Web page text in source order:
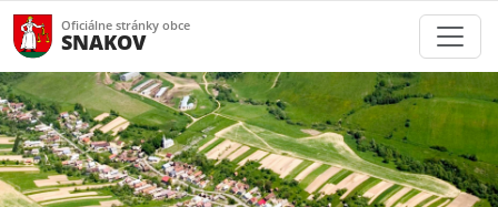
Oficiálne stránky obce
SNAKOV